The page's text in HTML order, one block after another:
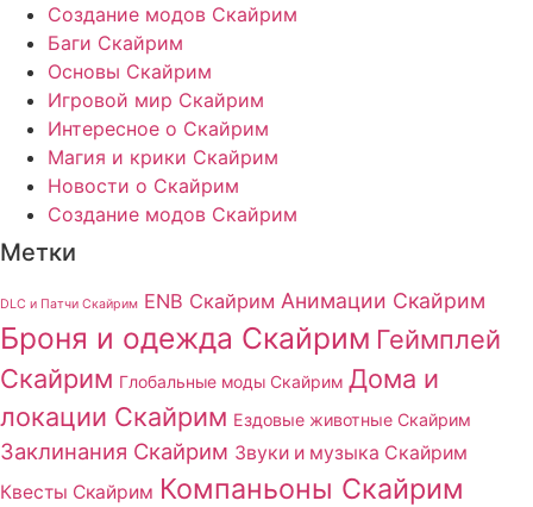
Создание модов Скайрим
Баги Скайрим
Основы Скайрим
Игровой мир Скайрим
Интересное о Скайрим
Магия и крики Скайрим
Новости о Скайрим
Создание модов Скайрим
Метки
DLC и Патчи Скайрим ENB Скайрим Анимации Скайрим
Броня и одежда Скайрим Геймплей
Скайрим Глобальные моды Скайрим Дома и
локации Скайрим Ездовые животные Скайрим
Заклинания Скайрим Звуки и музыка Скайрим
Квесты Скайрим Компаньоны Скайрим